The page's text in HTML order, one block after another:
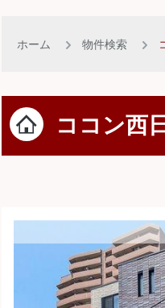
ホーム 物件検索
ココン西